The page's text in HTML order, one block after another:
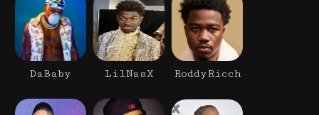
DaBaby LilNasX RoddyRicch